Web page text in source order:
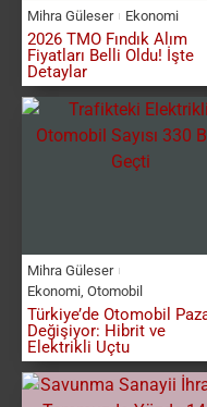
Mihra Güleser Ekonomi
2026 TMO Fındık Alım
Fiyatları Belli Oldu! İşte
Detaylar
Mihra Güleser
Ekonomi, Otomobil
Türkiye’de Otomobil
Değişiyor: Hibrit ve
Elektrikli Uçtu